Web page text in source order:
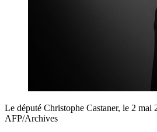
Le député Christophe Castaner, le 2 mai
AFP/Archives